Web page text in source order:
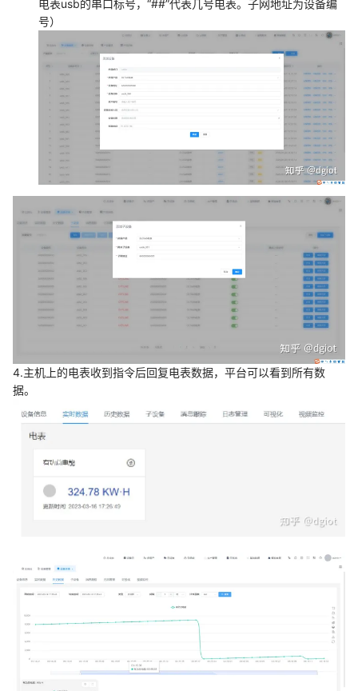
电表usb的串口标号，“##”代表几号电表。子网地址为设备编
号）
4.主机上的电表收到指令后回复电表数据，平台可以看到所有数
据。